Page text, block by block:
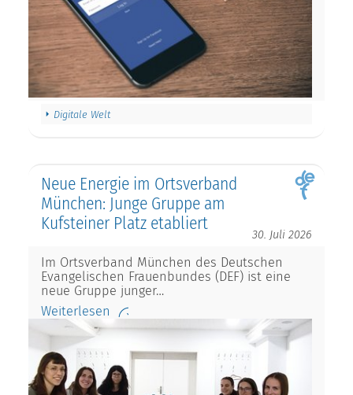
Digitale Welt
Neue Energie im Ortsverband
München: Junge Gruppe am
Kufsteiner Platz etabliert
30. Juli 2026
Im Ortsverband München des Deutschen
Evangelischen Frauenbundes (DEF) ist eine
neue Gruppe junger…
Weiterlesen